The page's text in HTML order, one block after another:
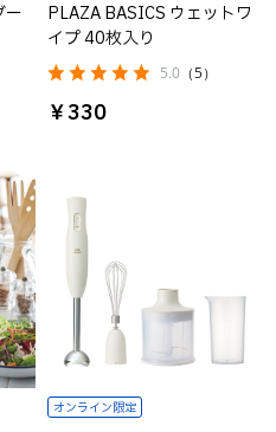
ー
PLAZA BASICS ウェットワ
イプ 40枚入り
5.0 （5）
￥330
オンライン限定